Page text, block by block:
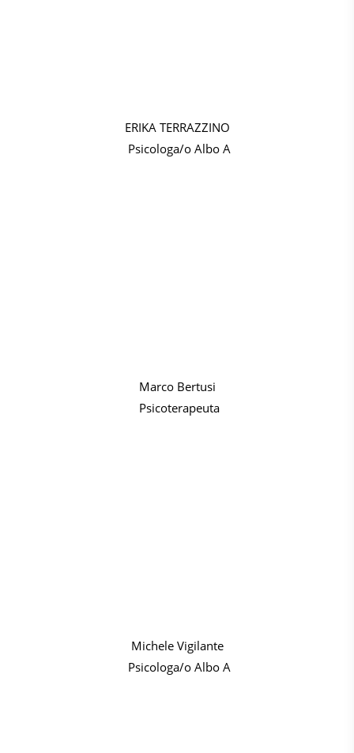
ERIKA TERRAZZINO
Psicologa/o Albo A
Marco Bertusi
Psicoterapeuta
Michele Vigilante
Psicologa/o Albo A